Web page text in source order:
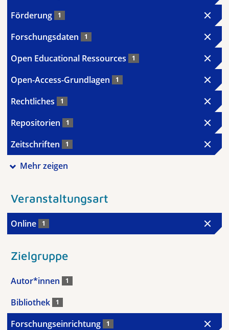
Förderung 1
Forschungsdaten 1
Open Educational Ressources 1
Open-Access-Grundlagen 1
Rechtliches 1
Repositorien 1
Zeitschriften 1
Mehr zeigen
Veranstaltungsart
Online 1
Zielgruppe
Autor*innen 1
Bibliothek 1
Forschungseinrichtung 1